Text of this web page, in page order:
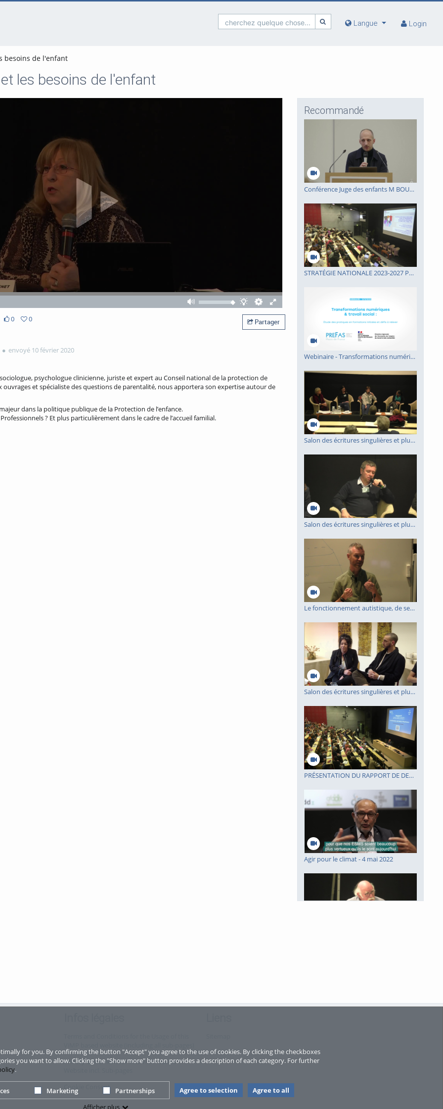
for you. By confirming the button "Accept" you agree to the use of cookies. By clicking the checkboxes
you want to allow. Clicking the "Show more" button provides a description of each category. For further
.
Marketing Partnerships Agree to selection
Agree to all
Afficher plus
cherchez quelque chose... Langue Login
besoins de l'enfant
les besoins de l'enfant
VolumeVolume
Theatre
mode
Quality
selectorFullscreen
0
0
Partager
envoyé 10 février 2020
psychologue clinicienne, juriste et expert au Conseil national de la protection de
ouvrages et spécialiste des questions de parentalité, nous apportera son expertise autour de
dans la politique publique de la Protection de l’enfance.
? Et plus particulièrement dans le cadre de l’accueil familial.
Recommandé
Conférence Juge des enfants M BOURGEOIS 11/02/26
STRATÉGIE NATIONALE 2023-2027 POUR LES TROUBLES DU NEURODÉVELOPPEMENT : AUTISME, DYS, TDAH, TDI
Webinaire - Transformations numériques et travail social - PREFAS HDF
Salon des écritures singulières et plurielles 2023 - table ronde 2
Salon des écritures singulières et plurielles 2023 - table ronde 1
Le fonctionnement autistique, de ses manifestations vers une meilleure compréhension de sa structure développementale unique
Salon des écritures singulières et plurielles 2022 - IRTS Site Grand Littoral
PRÉSENTATION DU RAPPORT DE DENIS PIVETEAU SUR LA TRANSFORMATION DU SECTEUR SOCIAL ET MÉDICO-SOCIAL
Agir pour le climat - 4 mai 2022
Privacy Statement for this ViMP based
Cookie Consent